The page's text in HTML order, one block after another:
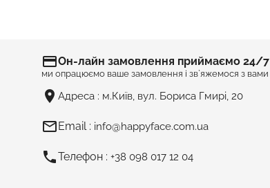
credit_cardОн-лайн замовлення приймаємо 24/7
ми опрацюємо ваше замовлення і зв`яжемося з вами
roomАдреса : м.Київ, вул. Бориса Гмирі, 20
mail_outlineEmail : info@happyface.com.ua
phoneТелефон : +38 098 017 12 04